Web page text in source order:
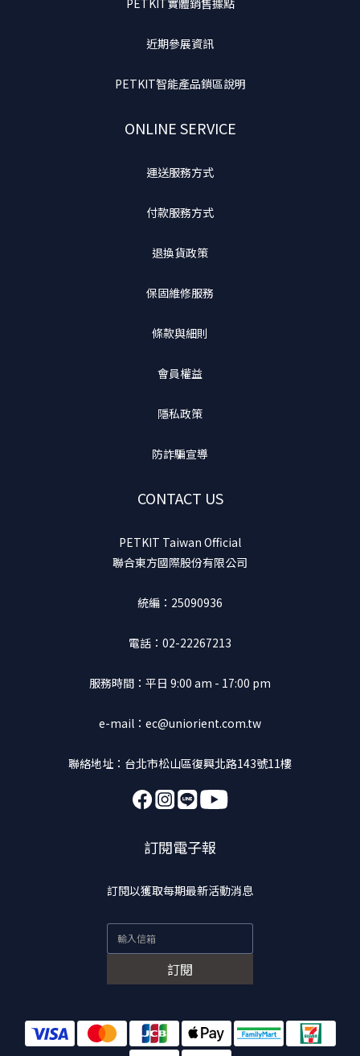
近期參展資訊
PETKIT智能產品鎖區說明
ONLINE SERVICE
運送服務方式
付款服務方式
退換貨政策
保固維修服務
條款與細則
會員權益
隱私政策
防詐騙宣導
CONTACT US
PETKIT Taiwan Official
聯合東方國際股份有限公司
統編：25090936
電話：02-22267213
服務時間：平日 9:00 am - 17:00 pm
e-mail：ec@uniorient.com.tw
聯絡地址：台北市松山區復興北路143號11樓
訂閱電子報
訂閱以獲取每期最新活動消息
訂閱